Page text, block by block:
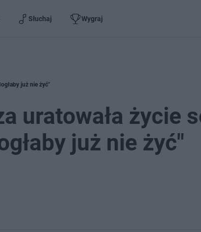
Słuchaj Wygraj
już nie żyć"
uratowała życie
już nie żyć"